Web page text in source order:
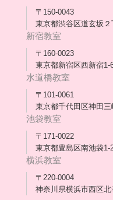
合格・進路実績
協力団体
理事長・会長あいさつ
保護者会
採用情報
〒150-0043
東京都渋谷区道玄坂
新宿教室
〒160-0023
東京都新宿区西新宿1-
水道橋教室
〒101-0061
東京都千代田区神田
池袋教室
〒171-0022
東京都豊島区南池袋1-
横浜教室
〒220-0004
神奈川県横浜市西区北